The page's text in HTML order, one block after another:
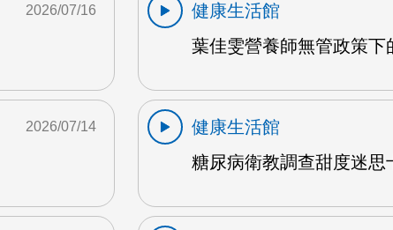
2026/07/16
健康生活館
葉佳雯營養師無管政策下
2026/07/14
健康生活館
糖尿病衛教調查甜度迷思